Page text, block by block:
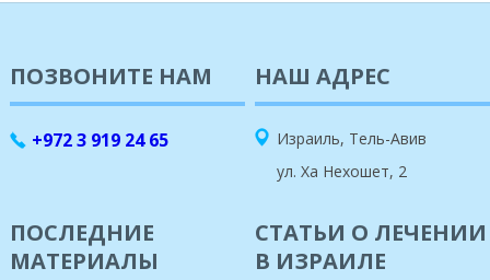
ПОЗВОНИТЕ НАМ
+972 3 919 24 65
НАШ АДРЕС
Израиль, Тель-Авив
ул. Ха Нехошет, 2
ПОСЛЕДНИЕ
МАТЕРИАЛЫ
СТАТЬИ О ЛЕЧЕНИИ
В ИЗРАИЛЕ